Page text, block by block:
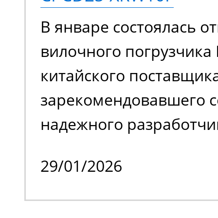
задействовать
ограниченном
обслуживать
с препятствиями.
В январе состоялась
вилочного погрузчика
китайского
зарекомендовавшего
надежного
владельцем стало
производственное
29/01/2026